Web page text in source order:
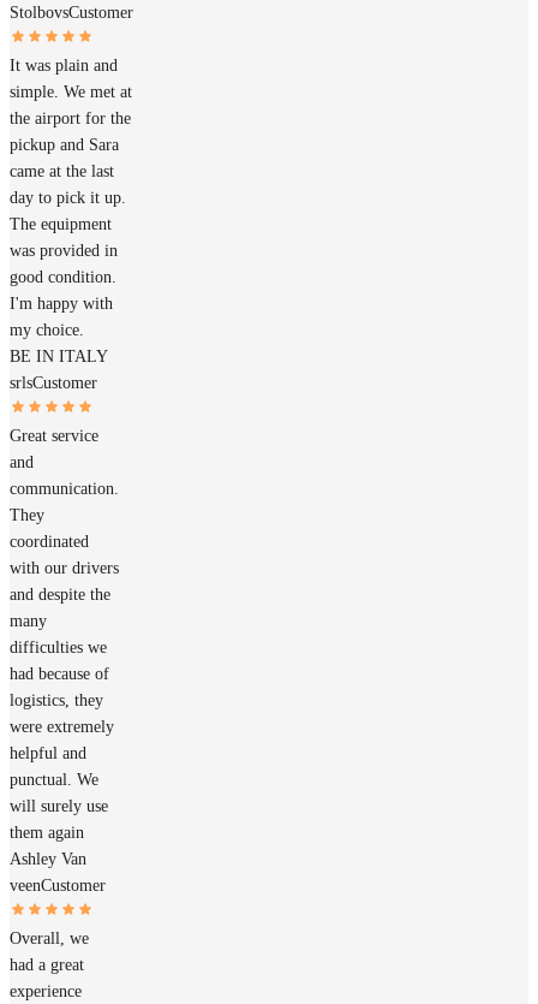
StolbovsCustomer
It was plain and
simple. We met at
the airport for the
pickup and Sara
came at the last
day to pick it up.
The equipment
was provided in
good condition.
I'm happy with
my choice.
BE IN ITALY
srlsCustomer
Great service
and
communication.
They
coordinated
with our drivers
and despite the
many
difficulties we
had because of
logistics, they
were extremely
helpful and
punctual. We
will surely use
them again
Ashley Van
veenCustomer
Overall, we
had a great
experience